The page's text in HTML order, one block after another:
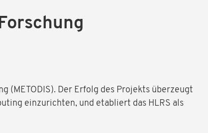
(METODIS). Der Erfolg des Projekts überzeugt
einzurichten, und etabliert das HLRS als